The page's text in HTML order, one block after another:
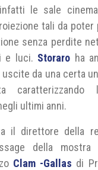
le sale
tali da
senza perdite
e luci. Storaro ha
uscite da una certa
caratterizzando
ultimi anni.
il direttore della
della mostra
Clam -Gallas di